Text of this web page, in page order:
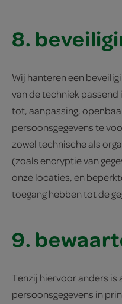
8.
Wij hanteren een
van de techniek
tot, aanpassing,
persoonsgegevens te
zowel technische als
(zoals encryptie van
onze locaties, en
toegang hebben tot de
9.
Tenzij hiervoor anders is
persoonsgegevens in